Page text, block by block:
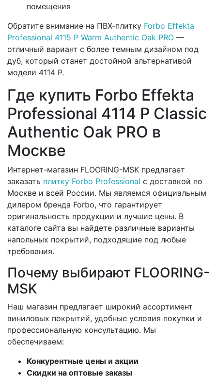
помещения
Обратите внимание на ПВХ-плитку Forbo Effekta
Professional 4115 P Warm Authentic Oak PRO —
отличный вариант с более темным дизайном под
дуб, который станет достойной альтернативой
модели 4114 P.
Где купить Forbo Effekta
Professional 4114 P Classic
Authentic Oak PRO в
Москве
Интернет-магазин FLOORING-MSK предлагает
заказать плитку Forbo Professional с доставкой по
Москве и всей России. Мы являемся официальным
дилером бренда Forbo, что гарантирует
оригинальность продукции и лучшие цены. В
каталоге сайта вы найдете различные варианты
напольных покрытий, подходящие под любые
требования.
Почему выбирают FLOORING-
MSK
Наш магазин предлагает широкий ассортимент
виниловых покрытий, удобные условия покупки и
профессиональную консультацию. Мы
обеспечиваем:
Конкурентные цены и акции
Скидки на оптовые заказы